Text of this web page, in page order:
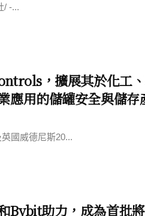
/ -...
，擴展其於化工
應用的儲罐安全與儲存
國威德尼斯20...
Bybit助力，成為首批